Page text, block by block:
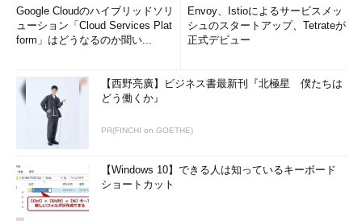
これはWindows Server 2012の評価版DVDを使ってインス
トールしているところ。DatacenterエディションとStandar
dエディションのそれぞれについて、フルインストールかSer
これ以降のインストール作業はフルインストールの場合と同じ
である。インストール先のディスク・パーティションを選び、最
後の段階でAdministratorのパスワードを入力すれば、インストー
的にランダムなものが割り当てられるので、後で変更するこ
と）。
Google Cloudのハイブリッドソリ
ューション「Cloud Services Plat
form」はどうなるのか聞い...
Envoy、Istioによるサービスメッ
シュのスタートアップ、Tetrateが
正式デビュー
【西野亮廣】ビジネス書最新刊『北極星 僕たちは
どう働くか』
PR(FINCHI on GOETHE)
【Windows 10】できる人は知っているキーボード
ショートカット